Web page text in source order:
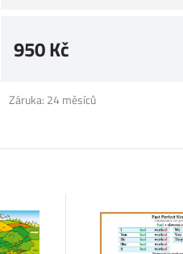
950 Kč
Záruka: 24 měsíců